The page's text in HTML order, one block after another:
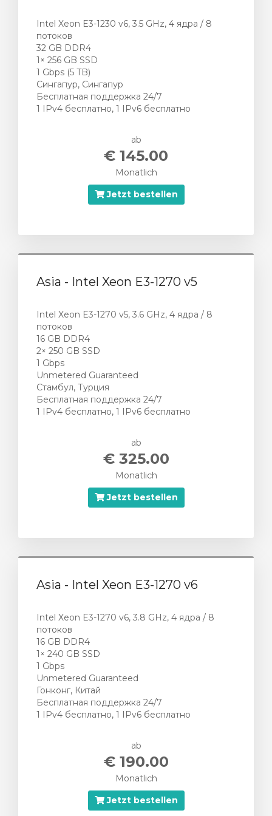
Intel Xeon E3-1230 v6, 3.5 GHz, 4 ядра / 8
потоков
32 GB DDR4
1× 256 GB SSD
1 Gbps (5 TB)
Сингапур, Сингапур
Бесплатная поддержка 24/7
1 IPv4 бесплатно, 1 IPv6 бесплатно
ab
€ 145.00
Monatlich
Jetzt bestellen
Asia - Intel Xeon E3-1270 v5
Intel Xeon E3-1270 v5, 3.6 GHz, 4 ядра / 8
потоков
16 GB DDR4
2× 250 GB SSD
1 Gbps
Unmetered Guaranteed
Стамбул, Турция
Бесплатная поддержка 24/7
1 IPv4 бесплатно, 1 IPv6 бесплатно
ab
€ 325.00
Monatlich
Jetzt bestellen
Asia - Intel Xeon E3-1270 v6
Intel Xeon E3-1270 v6, 3.8 GHz, 4 ядра / 8
потоков
16 GB DDR4
1× 240 GB SSD
1 Gbps
Unmetered Guaranteed
Гонконг, Китай
Бесплатная поддержка 24/7
1 IPv4 бесплатно, 1 IPv6 бесплатно
ab
€ 190.00
Monatlich
Jetzt bestellen